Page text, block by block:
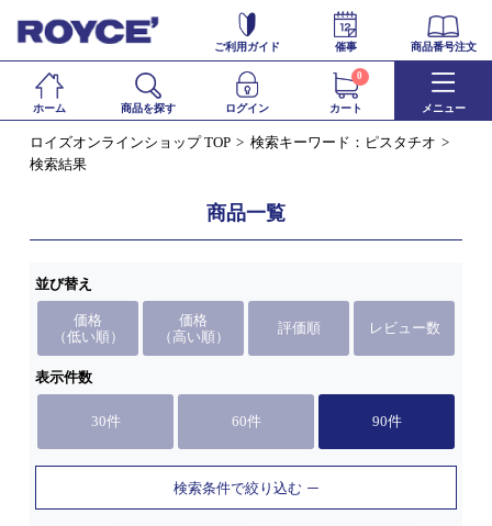
ご利用ガイド 催事 商品番号注文
ホーム 商品を探す ログイン カート
0
メニュー
ロイズオンラインショップ TOP
検索キーワード：ピスタチオ
検索結果
商品一覧
並び替え
価格
（低い順）
価格
（高い順）
評価順 レビュー数
表示件数
30件 60件 90件
検索条件で絞り込む